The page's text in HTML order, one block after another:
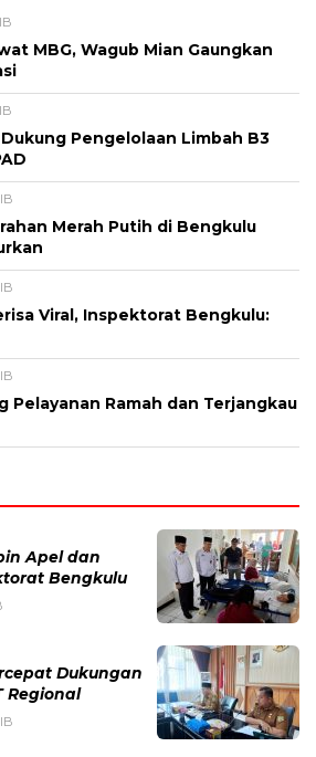
MBG, Wagub Mian Gaungkan
Pengelolaan Limbah B3
Merah Putih di Bengkulu
Viral, Inspektorat Bengkulu:
Pelayanan Ramah dan Terjangkau
Apel dan
Bengkulu
Dukungan
Regional